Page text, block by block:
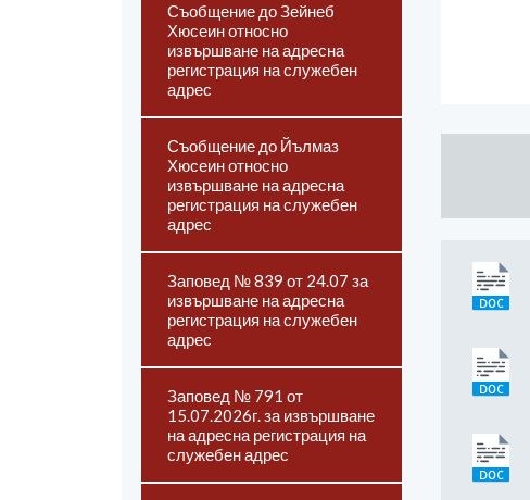
Съобщение до Зейнеб
Хюсеин относно
извършване на адресна
регистрация на служебен
адрес
Съобщение до Йълмаз
Хюсеин относно
извършване на адресна
регистрация на служебен
адрес
Заповед № 839 от 24.07 за
извършване на адресна
регистрация на служебен
адрес
Заповед № 791 от
15.07.2026г. за извършване
на адресна регистрация на
служебен адрес